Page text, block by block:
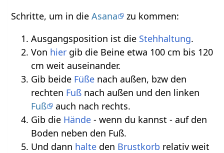
Schritte, um in dieAsana
zu kommen:
Ausgangsposition ist die Stehhaltung.
Von hier gib die Beine etwa 100 cm bis 120
cm weit auseinander.
Gib beide Füße nach außen, bzw den
rechten Fuß nach außen und den linken
Fuß
auch nach rechts.
Gib die Hände - wenn du kannst - auf den
Boden neben den Fuß.
Und dann halte den Brustkorb relativ weit